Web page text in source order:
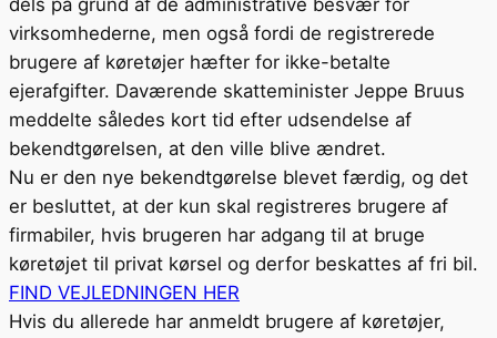
dels på grund af de administrative besvær for
virksomhederne, men også fordi de registrerede
brugere af køretøjer hæfter for ikke-betalte
ejerafgifter. Daværende skatteminister Jeppe Bruus
meddelte således kort tid efter udsendelse af
bekendtgørelsen, at den ville blive ændret.
Nu er den nye bekendtgørelse blevet færdig, og det
er besluttet, at der kun skal registreres brugere af
firmabiler, hvis brugeren har adgang til at bruge
køretøjet til privat kørsel og derfor beskattes af fri bil.
FIND VEJLEDNINGEN HER
Hvis du allerede har anmeldt brugere af køretøjer,